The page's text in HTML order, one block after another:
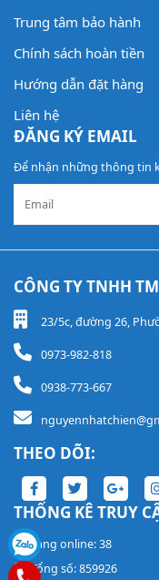
Trung tâm bảo hành
Chính sách hoàn tiền
Hướng dẫn đặt hàng
Liên hệ
ĐĂNG KÝ EMAIL
Để nhận những thông tin
CÔNG TY TNHH
23/5c, đường 26,
0973-982-818
0938-773-667
THEO DÕI:
THỐNG KÊ TRUY
Đang online: 38
Tổng số: 859926